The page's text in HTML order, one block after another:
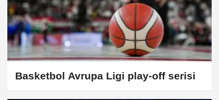
Basketbol Avrupa Ligi play-off serisi